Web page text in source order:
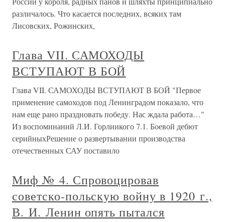
различалось. Что касается последних, всяких там
Лисовских, Рожинских,
Глава VII. САМОХОДЫ
ВСТУПАЮТ В БОЙ
Глава VII. САМОХОДЫ ВСТУПАЮТ В БОЙ "Первое
применение самоходов под Ленинградом показало, что
нам еще рано праздновать победу. Нас ждала работа…"
Из воспоминаний Л.И. Горлиикого 7.1. Боевой дебют
серийныхРешение о развертывании производства
отечественных САУ поставило
Миф № 4. Спровоцировав
советско-польскую войну в 1920 г.,
В. И. Ленин опять пытался